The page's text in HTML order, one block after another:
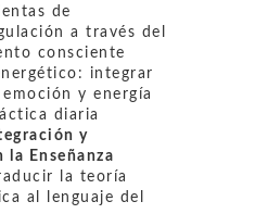
de
a través del
consciente
integrar
y energía
diaria
y
Enseñanza
la teoría
al lenguaje del